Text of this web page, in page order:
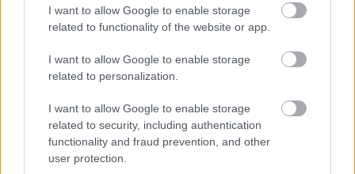
I want to allow Google to enable storage
related to functionality of the website or app.
I want to allow Google to enable storage
related to personalization.
I want to allow Google to enable storage
related to security, including authentication
functionality and fraud prevention, and other
user protection.
Feliratkozom a hírlevélre és elfogadom azadatvédelmi
szabályzatot!